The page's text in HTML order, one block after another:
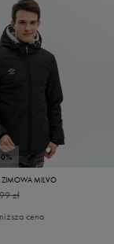
ZIMOWA MILVO
zł
cena